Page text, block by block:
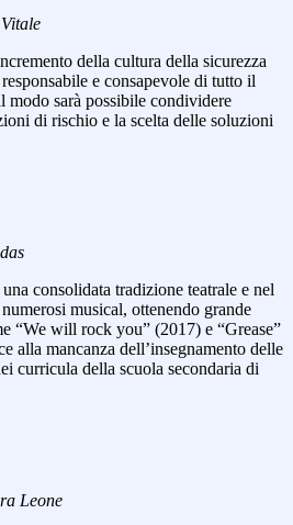
della cultura della sicurezza
e consapevole di tutto il
modo sarà possibile condividere
di rischio e la scelta delle soluzioni
consolidata tradizione teatrale e nel
musical, ottenendo grande
“We will rock you” (2017) e “Grease”
alla mancanza dell’insegnamento delle
curricula della scuola secondaria di
Leone